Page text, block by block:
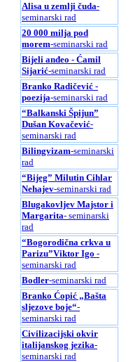
Alisa u zemlji čuda-
seminarski rad
20 000 milja pod
morem-seminarski rad
Bijeli anđeo - Ćamil
Sijarić-seminarski rad
Branko Radičević -
poezija-seminarski rad
“Balkanski Špijun”
Dušan Kovačević-
seminarski rad
Bilingvizam-seminarski
rad
“Bijeg” Milutin Cihlar
Nehajev-seminarski rad
Blugakovljev Majstor i
Margarita- seminarski
rad
“Bogorodična crkva u
Parizu”Viktor Igo -
seminarski rad
Bodler-seminarski rad
Branko Ćopić „Bašta
sljezove boje“-
seminarski rad
Civilizacijski okvir
italijanskog jezika-
seminarski rad